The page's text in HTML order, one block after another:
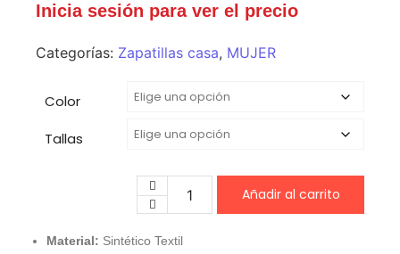
Inicia sesión para ver el precio
Categorías: Zapatillas casa, MUJER
Color
Tallas
Añadir al carrito
Material: Sintético Textil